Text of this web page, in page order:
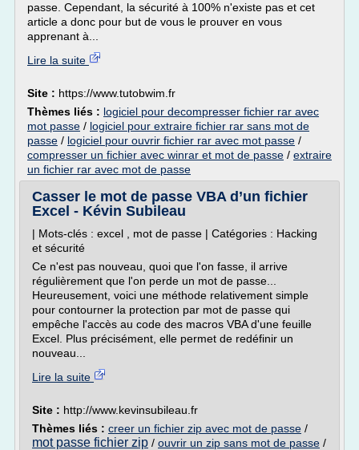
passe. Cependant, la sécurité à 100% n'existe pas et cet
article a donc pour but de vous le prouver en vous
apprenant à...
Lire la suite
Site : https://www.tutobwim.fr
Thèmes liés : logiciel pour decompresser fichier rar avec
mot passe / logiciel pour extraire fichier rar sans mot de
passe / logiciel pour ouvrir fichier rar avec mot passe /
compresser un fichier avec winrar et mot de passe / extraire
un fichier rar avec mot de passe
Casser le mot de passe VBA d’un fichier
Excel - Kévin Subileau
| Mots-clés : excel , mot de passe | Catégories : Hacking
et sécurité
Ce n'est pas nouveau, quoi que l'on fasse, il arrive
régulièrement que l'on perde un mot de passe...
Heureusement, voici une méthode relativement simple
pour contourner la protection par mot de passe qui
empêche l'accès au code des macros VBA d'une feuille
Excel. Plus précisément, elle permet de redéfinir un
nouveau...
Lire la suite
Site : http://www.kevinsubileau.fr
Thèmes liés : creer un fichier zip avec mot de passe /
mot passe fichier zip / ouvrir un zip sans mot de passe /